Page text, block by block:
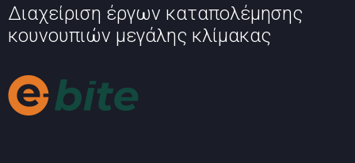
Διαχείριση έργων καταπολέμησης
κουνουπιών μεγάλης κλίμακας